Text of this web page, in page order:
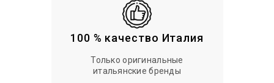
100 % качество Италия
Только оригинальные
итальянские бренды